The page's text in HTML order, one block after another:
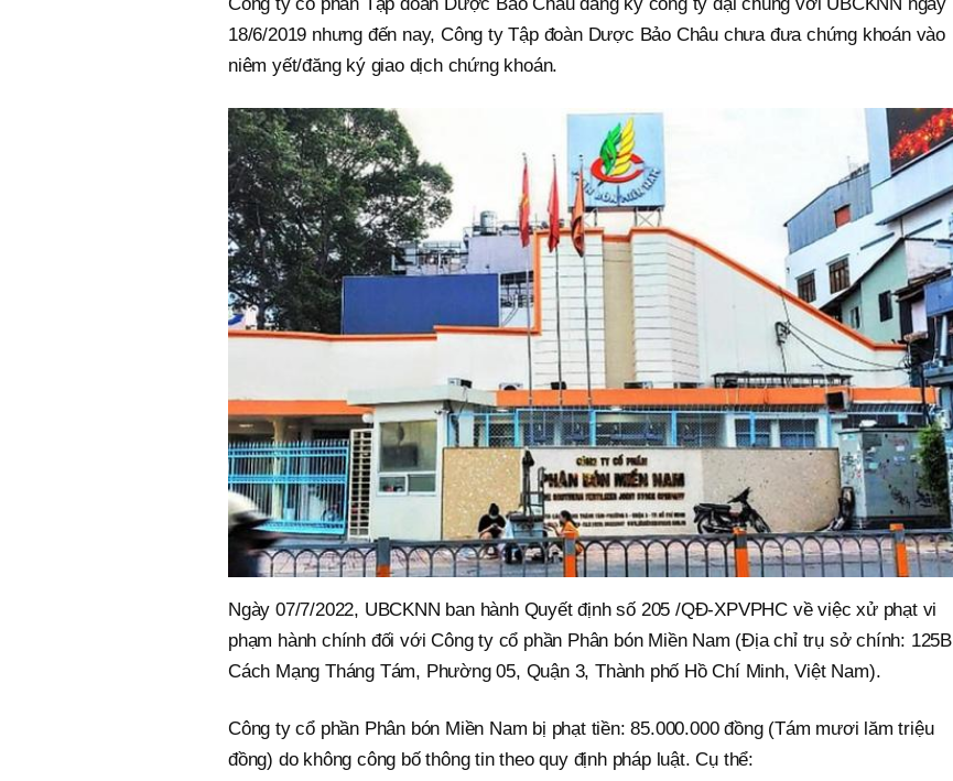
18/6/2019 nhưng đến nay, Công ty Tập đoàn Dược Bảo Châu chưa đưa chứng khoán vào
niêm yết/đăng ký giao dịch chứng khoán.
Ngày 07/7/2022, UBCKNN ban hành Quyết định số 205 /QĐ-XPVPHC về việc xử phạt vi
phạm hành chính đối với Công ty cổ phần Phân bón Miền Nam (Địa chỉ trụ sở chính: 125B
Cách Mạng Tháng Tám, Phường 05, Quận 3, Thành phố Hồ Chí Minh, Việt Nam).
Công ty cổ phần Phân bón Miền Nam bị phạt tiền: 85.000.000 đồng (Tám mươi lăm triệu
đồng) do không công bố thông tin theo quy định pháp luật. Cụ thể: